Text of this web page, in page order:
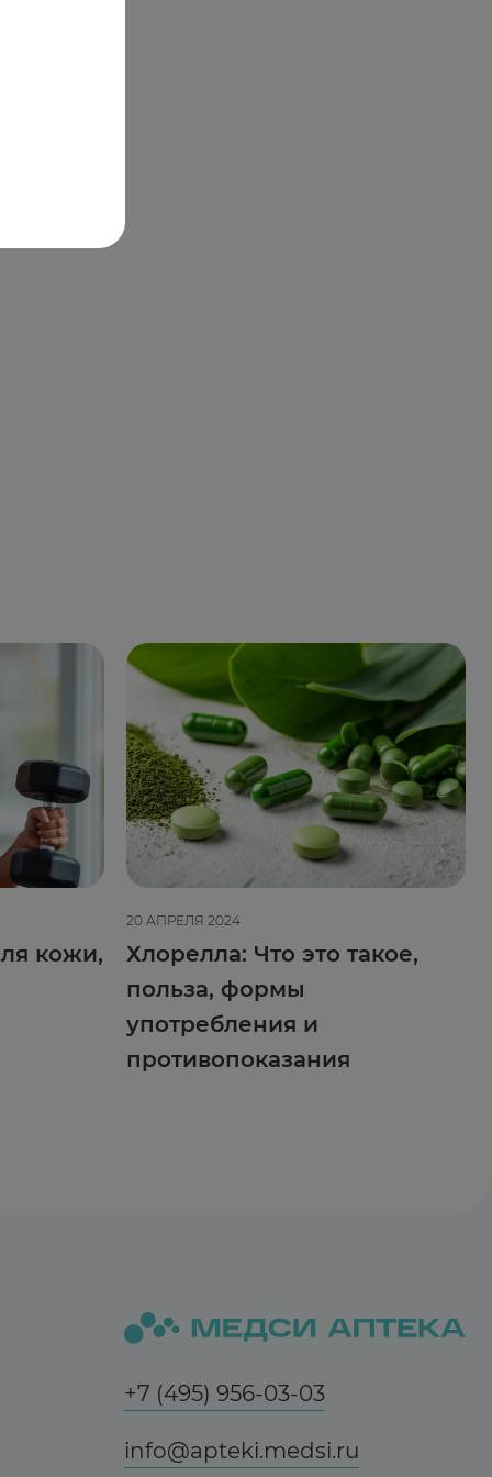
кожи,
20 АПРЕЛЯ 2024
Хлорелла: Что это такое,
польза, формы
употребления и
противопоказания
+7 (495) 956-03-03
info@apteki.medsi.ru